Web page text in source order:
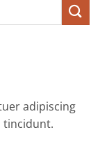
adipiscing
tincidunt.